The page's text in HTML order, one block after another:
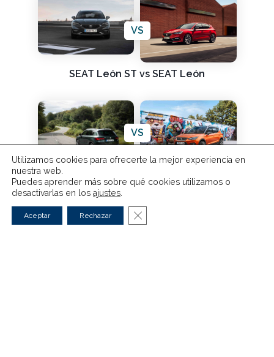
VS
SEAT León ST vs SEAT León
VS
SEAT Ateca vs SEAT Arona
Utilizamos cookies para ofrecerte la mejor experiencia en
nuestra web.
Puedes aprender más sobre qué cookies utilizamos o
desactivarlas en los ajustes
Aceptar Rechazar Cerrar el banner de cookies